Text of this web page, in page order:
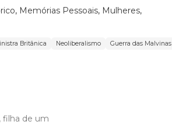
, Memórias Pessoais, Mulheres,
Britânica Neoliberalismo
Guerra das Malvinas
filha de um